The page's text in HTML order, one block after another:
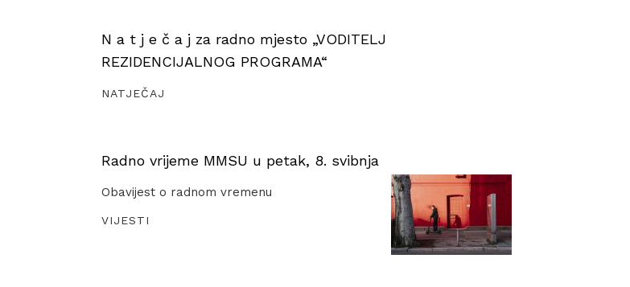
N a t j e č a j za radno mjesto „VODITELJ
REZIDENCIJALNOG PROGRAMA“
NATJEČAJ
Radno vrijeme MMSU u petak, 8. svibnja
Obavijest o radnom vremenu
VIJESTI